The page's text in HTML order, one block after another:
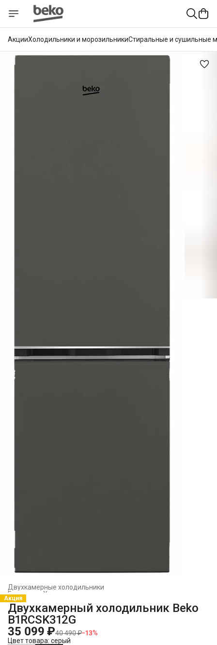
АкцииХолодильники и морозильникиСтиральные и сушильные
Двухкамерные холодильники
Холодильники и морозильники
Главная
Акция
Двухкамерный холодильник Beko
B1RCSK312G
35 099 ₽40 490 ₽−13%
Цвет товара: серый